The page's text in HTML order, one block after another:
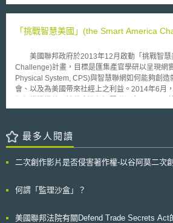
用程式亦可能歸類為上述之醫療器材，因此，為
系統結合，而成為應受規範之醫療器材時，原先
療器材數據分析時，才需要回歸醫療器材之審查
僅為儲存、傳輸等功能，而非主要提供診斷、治
療器材之規範限制，因風險程度較低，因此改由
勵相關產業的發展，FDA將風險性低之醫裁降低
觀察。
痛藥至目前被作為預防冠狀動脈硬化之預防藥。
發。 然而，我國與多數國家皆有明訂不予專利事由包含人類或動物之
瑞士型請求項係於1984年由瑞士聯邦智慧財產局
Intellectual Property Office)在Bayer案[1]中所提
解；瑞士型請求項係指一種「物質或組成物X於製
途」，德國型請求項則為一種「物質或組成物X於
國型請求項在多數歐洲國家仍被認為屬於治療方
免請求項「一種治療疾病Y的方法，其係使用化合
療疾病Y的用途」落入法定不予專利範疇，得以
物A用於製備治療疾病Y之藥物的用途」，則非屬
2000)[2]，明訂第二或後續（second or further）
物，得以「限定用途之藥物」來申請專利；同前
「挑戰智慧美國」(the Smart America
美國聯邦政府於2013年12月啟動「挑戰智慧
Challenge)計畫，目標是匯集產官學研以呈現網
Physical System, CPS)與智慧聯網如何能夠創
會、以及為美國帶來社經上之利益。2014年6月
運輸、緊急服務、健康照護、安全、節能、以及
聖荷西市政府與Intel公司共同建立「智慧聯網智
Smart City Demonstration Platform)。研究團隊
如何利用智慧聯網技術來改善在地市民的整體生
桃園縣、新竹市、台中市等地方政府皆相繼投入
最多人閱讀
二次創作影片是否侵害著作權-以谷阿莫二次
何謂「監理沙盒」？
美國聯邦法院有關Defend Trade Secrets Act